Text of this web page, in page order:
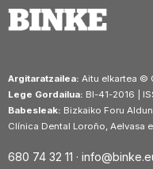
Argitaratzailea: Aitu elkartea ©
Lege Gordailua: BI-41-2016 |
Babesleak: Bizkaiko Foru
Clínica Dental Loroño, Aelvasa
680 74 32 11 ·